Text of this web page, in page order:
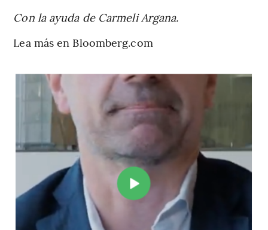
Con la ayuda de Carmeli Argana.
Lea más en Bloomberg.com